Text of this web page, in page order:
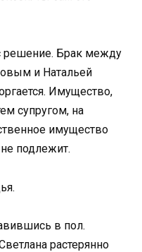
решение. Брак между
и Натальей
Имущество,
супругом, на
имущество
подлежит.
в пол.
растерянно